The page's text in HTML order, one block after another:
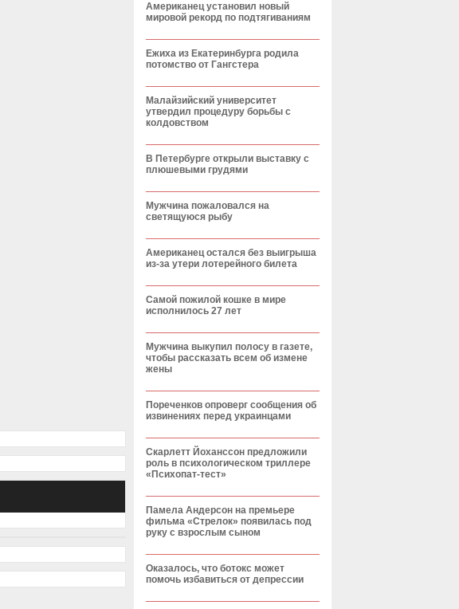
Американец установил новый
мировой рекорд по подтягиваниям
Ежиха из Екатеринбурга родила
потомство от Гангстера
Малайзийский университет
утвердил процедуру борьбы с
колдовством
В Петербурге открыли выставку с
плюшевыми грудями
Мужчина пожаловался на
светящуюся рыбу
Американец остался без выигрыша
из-за утери лотерейного билета
Самой пожилой кошке в мире
исполнилось 27 лет
Мужчина выкупил полосу в газете,
чтобы рассказать всем об измене
жены
Пореченков опроверг сообщения об
извинениях перед украинцами
Скарлетт Йоханссон предложили
роль в психологическом триллере
«Психопат-тест»
Памела Андерсон на премьере
фильма «Стрелок» появилась под
руку с взрослым сыном
Оказалось, что ботокс может
помочь избавиться от депрессии